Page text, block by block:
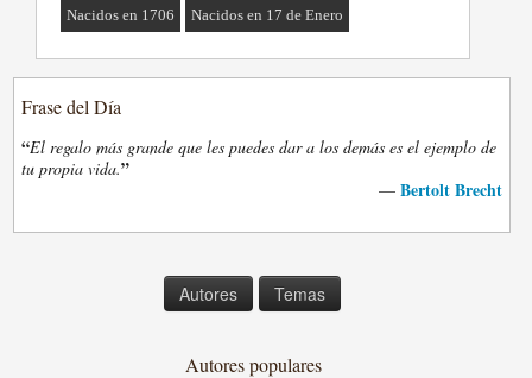
Nacidos en 1706 Nacidos en 17 de Enero
Frase del Día
“El regalo más grande que les puedes dar a los demás es el ejemplo de
tu propia vida.”
— Bertolt Brecht
Autores Temas
Autores populares